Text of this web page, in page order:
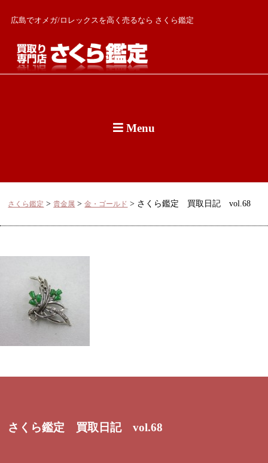
広島でオメガ/ロレックスを高く売るなら さくら鑑定
Menu
さくら鑑定 >貴金属 >金・ゴールド > さくら鑑定 買取日記 vol.68
さくら鑑定 買取日記 vol.68